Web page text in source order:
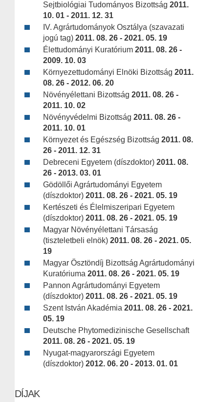
Sejtbiológiai Tudományos Bizottság 2011.
10. 01 - 2011. 12. 31
IV. Agrártudományok Osztálya (szavazati
jogú tag) 2011. 08. 26 - 2021. 05. 19
Élettudományi Kuratórium 2011. 08. 26 -
2009. 10. 03
Környezettudományi Elnöki Bizottság 2011.
08. 26 - 2012. 06. 20
Növényélettani Bizottság 2011. 08. 26 -
2011. 10. 02
Növényvédelmi Bizottság 2011. 08. 26 -
2011. 10. 01
Környezet és Egészség Bizottság 2011. 08.
26 - 2011. 12. 31
Debreceni Egyetem (díszdoktor) 2011. 08.
26 - 2013. 03. 01
Gödöllői Agrártudományi Egyetem
(díszdoktor) 2011. 08. 26 - 2021. 05. 19
Kertészeti és Élelmiszeripari Egyetem
(díszdoktor) 2011. 08. 26 - 2021. 05. 19
Magyar Növényélettani Társaság
(tiszteletbeli elnök) 2011. 08. 26 - 2021. 05.
19
Magyar Ösztöndíj Bizottság Agrártudományi
Kuratóriuma 2011. 08. 26 - 2021. 05. 19
Pannon Agrártudományi Egyetem
(díszdoktor) 2011. 08. 26 - 2021. 05. 19
Szent István Akadémia 2011. 08. 26 - 2021.
05. 19
Deutsche Phytomedizinische Gesellschaft
2011. 08. 26 - 2021. 05. 19
Nyugat-magyarországi Egyetem
(díszdoktor) 2012. 06. 20 - 2013. 01. 01
DÍJAK